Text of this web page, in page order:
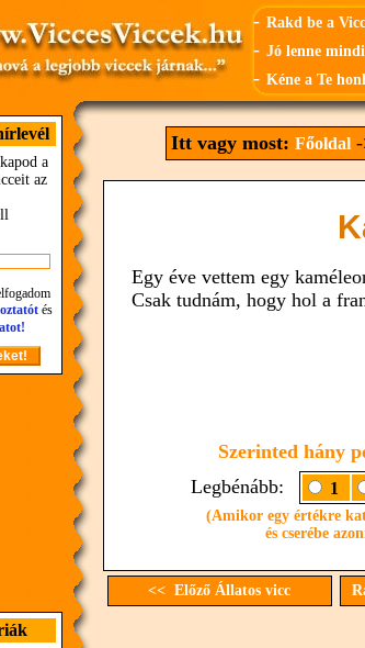
- Rakd be a
- Jó lenne
- Kéne a Te
a
az
és
Itt vagy most: Főoldal
Egy éve vettem egy
Csak tudnám, hogy hol a
Szerinted hány
Legbénább:
1
(Amikor egy értékre
és cserébe
<< Előző Állatos vicc